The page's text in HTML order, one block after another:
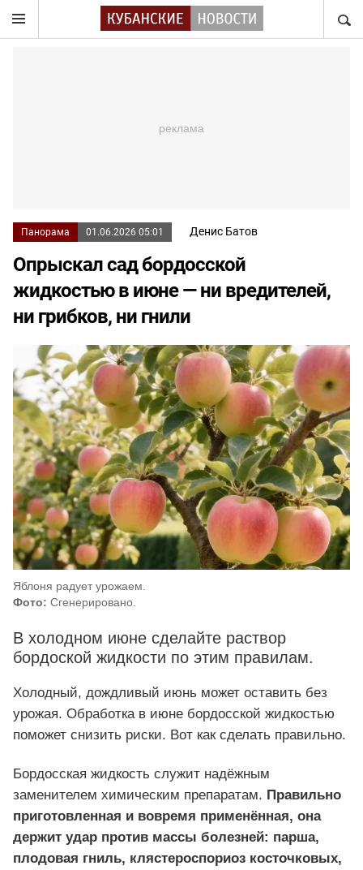
Панорама 01.06.2026 05:01 Денис Батов
Опрыскал сад бордосской
жидкостью в июне — ни вредителей,
ни грибков, ни гнили
Яблоня радует урожаем.
Фото: Сгенерировано.
В холодном июне сделайте раствор
бордоской жидкости по этим правилам.
Холодный, дождливый июнь может оставить без
урожая. Обработка в июне бордосской жидкостью
поможет снизить риски. Вот как сделать правильно.
Бордосская жидкость служит надёжным
заменителем химическим препаратам. Правильно
приготовленная и вовремя применённая, она
держит удар против массы болезней: парша,
плодовая гниль, клястероспориоз косточковых,